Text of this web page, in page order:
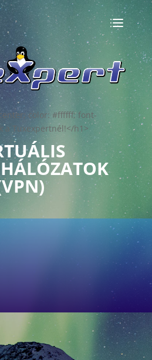
color: #ffffff; font-
a Tuxexpertnél!</h1>